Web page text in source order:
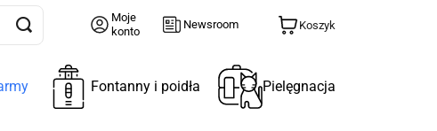
Moje
konto
Newsroom Koszyk
Fontanny i poidła Pielęgnacja